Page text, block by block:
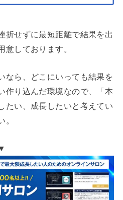
折せずに最短距離で結果を出
意しております。
なら、どこにいっても結果を
作り込んだ環境なので、「本
たい、成長したいと考えてい
。